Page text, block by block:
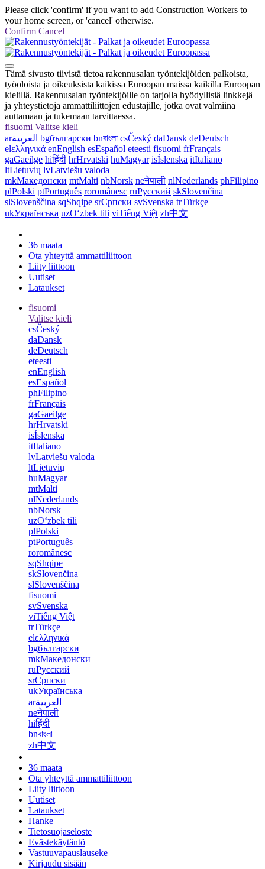
Please click 'confirm' if you want to add Construction Workers to
your home screen, or 'cancel' otherwise.
Confirm Cancel
Tämä sivusto tiivistä tietoa rakennusalan työntekijöiden palkoista,
työoloista ja oikeuksista kaikissa Euroopan maissa kaikilla Euroopan
kielillä. Rakennusalan työntekijöille on tarjolla hyödyllisiä linkkejä
ja yhteystietoja ammattiliittojen edustajille, jotka ovat valmiina
auttamaan ja tukemaan tarvittaessa.
fisuomi Valitse kieli
arالعربية bgбългарски bnবাংলা csČeský daDansk deDeutsch
elελληνικά enEnglish esEspañol eteesti fisuomi frFrançais
gaGaeilge hiहिंदी hrHrvatski huMagyar isÍslenska itItaliano
ltLietuvių lvLatviešu valoda
mkМакедонски mtMalti nbNorsk neनेपाली nlNederlands phFilipino
plPolski ptPortuguês roromânesc ruРусский skSlovenčina
slSlovenščina sqShqipe srСрпски svSvenska trTürkçe
ukУкраїнська uzOʻzbek tili viTiếng Việt zh中文
36 maata
Ota yhteyttä ammattiliittoon
Liity liittoon
Uutiset
Lataukset
fisuomi
Valitse kieli
csČeský
daDansk
deDeutsch
eteesti
enEnglish
esEspañol
phFilipino
frFrançais
gaGaeilge
hrHrvatski
isÍslenska
itItaliano
lvLatviešu valoda
ltLietuvių
huMagyar
mtMalti
nlNederlands
nbNorsk
uzOʻzbek tili
plPolski
ptPortuguês
roromânesc
sqShqipe
skSlovenčina
slSlovenščina
fisuomi
svSvenska
viTiếng Việt
trTürkçe
elελληνικά
bgбългарски
mkМакедонски
ruРусский
srСрпски
ukУкраїнська
arالعربية
neनेपाली
hiहिंदी
bnবাংলা
zh中文
36 maata
Ota yhteyttä ammattiliittoon
Liity liittoon
Uutiset
Lataukset
Hanke
Tietosuojaseloste
Evästekäytäntö
Vastuuvapauslauseke
Kirjaudu sisään